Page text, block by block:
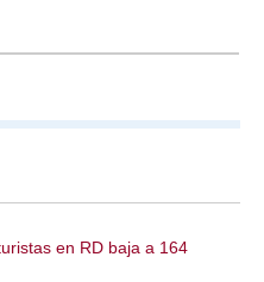
en RD baja a 164